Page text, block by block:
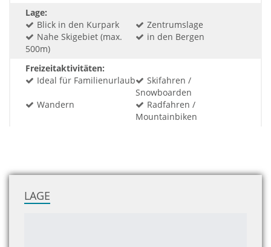
Lage:
Blick in den Kurpark
Zentrumslage
Nahe Skigebiet (max.
500m)
in den Bergen
Freizeitaktivitäten:
Ideal für Familienurlaub
Skifahren /
Snowboarden
Wandern
Radfahren /
Mountainbiken
LAGE